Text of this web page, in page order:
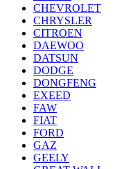
CHEVROLET
CHRYSLER
CITROEN
DAEWOO
DATSUN
DODGE
DONGFENG
EXEED
FAW
FIAT
FORD
GAZ
GEELY